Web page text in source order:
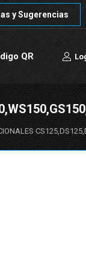
y Sugerencias
QR
y Sugerencias
QR